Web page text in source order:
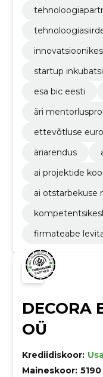
startup
esa bic eesti
äri
ettevõtluse
äriarendus
ai projektide
ai otstarbekuse
firmateabe
DECORA
OÜ
Krediidiskoor:
Maineskoor: 5190